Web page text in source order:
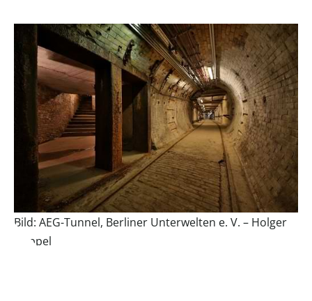
Bild: AEG-Tunnel, Berliner Unterwelten e. V. – Holger
Happel